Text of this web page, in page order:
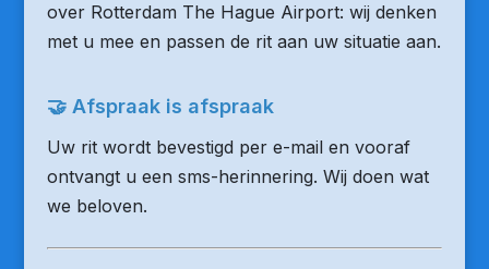
over Rotterdam The Hague Airport: wij denken
met u mee en passen de rit aan uw situatie aan.
🤝 Afspraak is afspraak
Uw rit wordt bevestigd per e-mail en vooraf
ontvangt u een sms-herinnering. Wij doen wat
we beloven.